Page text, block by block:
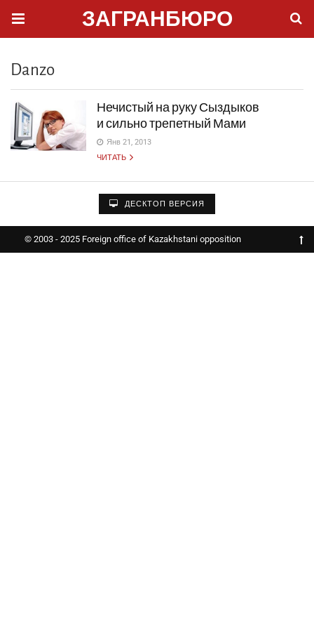
ЗАГРАНБЮРО
Danzo
Нечистый на руку Сыздыков
и сильно трепетный Мами
Янв 21, 2013
ЧИТАТЬ
ДЕСКТОП ВЕРСИЯ
© 2003 - 2025 Foreign office of Kazakhstani opposition